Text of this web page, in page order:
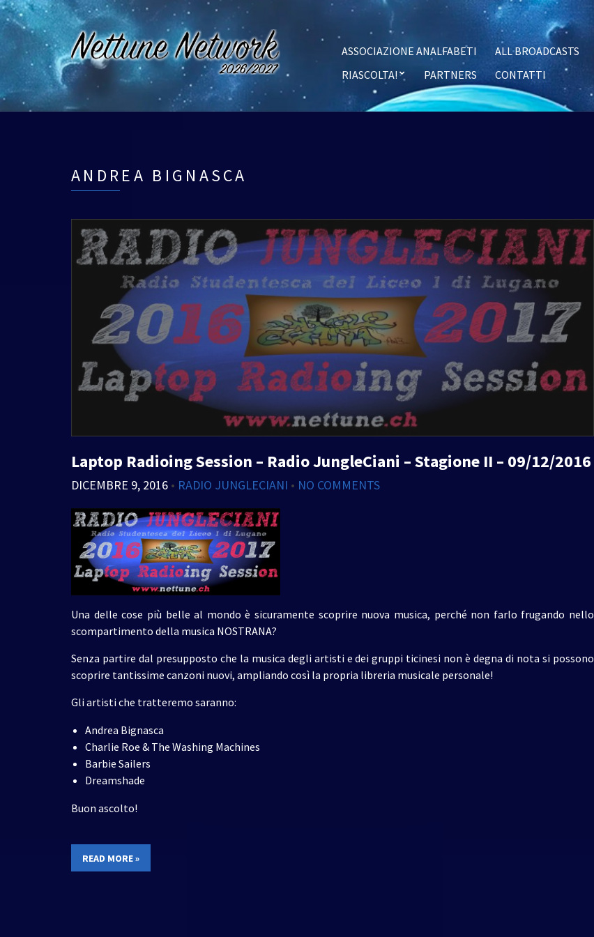
ASSOCIAZIONE ANALFABETI ALL BROADCASTS
RIASCOLTA!
PARTNERS CONTATTI
ANDREA BIGNASCA
Laptop Radioing Session – Radio JungleCiani – Stagione II – 09/12/2016
DICEMBRE 9, 2016 • RADIO JUNGLECIANI • NO COMMENTS
Una delle cose più belle al mondo è sicuramente scoprire nuova musica, perché non farlo frugando nello
scompartimento della musica NOSTRANA?
Senza partire dal presupposto che la musica degli artisti e dei gruppi ticinesi non è degna di nota si possono
scoprire tantissime canzoni nuovi, ampliando così la propria libreria musicale personale!
Gli artisti che tratteremo saranno:
Andrea Bignasca
Charlie Roe & The Washing Machines
Barbie Sailers
Dreamshade
Buon ascolto!
READ MORE »